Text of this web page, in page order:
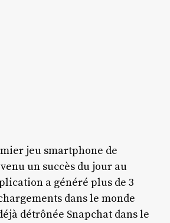
jeu smartphone de
un succès du jour au
a généré plus de 3
dans le monde
détrônée Snapchat dans le